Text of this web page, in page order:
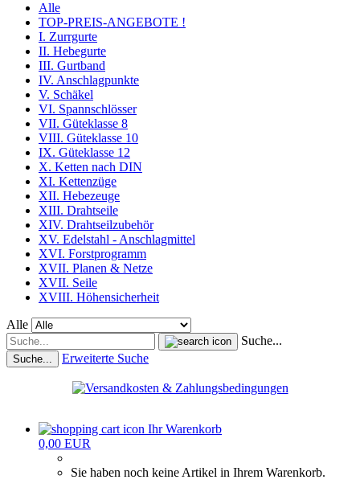
Alle
TOP-PREIS-ANGEBOTE !
I. Zurrgurte
II. Hebegurte
III. Gurtband
IV. Anschlagpunkte
V. Schäkel
VI. Spannschlösser
VII. Güteklasse 8
VIII. Güteklasse 10
IX. Güteklasse 12
X. Ketten nach DIN
XI. Kettenzüge
XII. Hebezeuge
XIII. Drahtseile
XIV. Drahtseilzubehör
XV. Edelstahl - Anschlagmittel
XVI. Forstprogramm
XVII. Planen & Netze
XVII. Seile
XVIII. Höhensicherheit
Alle
Suche...
Suche... Erweiterte Suche
Ihr Warenkorb
0,00 EUR
Sie haben noch keine Artikel in Ihrem Warenkorb.